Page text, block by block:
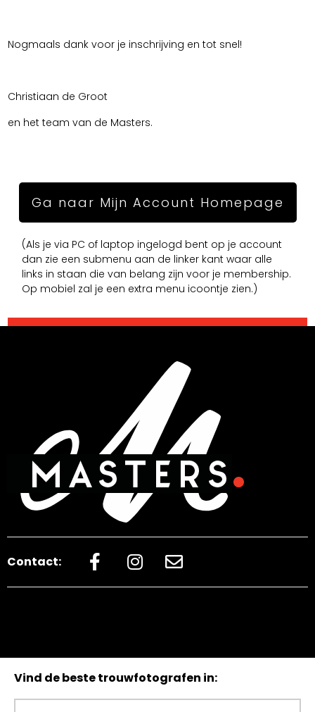
Nogmaals dank voor je inschrijving en tot snel!
Christiaan de Groot
en het team van de Masters.
Ga naar Mijn Account Homepage
(Als je via PC of laptop ingelogd bent op je account
dan zie een submenu aan de linker kant waar alle
links in staan die van belang zijn voor je membership.
Op mobiel zal je een extra menu icoontje zien.)
Contact:
Vind de beste trouwfotografen in: